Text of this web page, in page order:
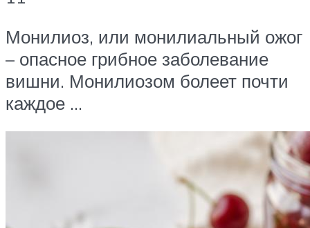
Монилиоз, или монилиальный ожог
– опасное грибное заболевание
вишни. Монилиозом болеет почти
каждое …